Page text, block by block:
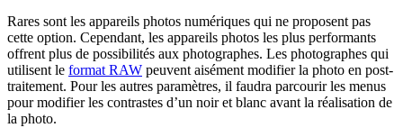
Rares sont les appareils photos numériques qui ne proposent pas
cette option. Cependant, les appareils photos les plus performants
offrent plus de possibilités aux photographes. Les photographes qui
utilisent le format RAW peuvent aisément modifier la photo en post-
traitement. Pour les autres paramètres, il faudra parcourir les menus
pour modifier les contrastes d’un noir et blanc avant la réalisation de
la photo.